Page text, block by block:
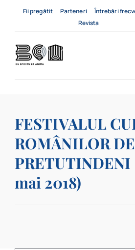
Fii pregătit Parteneri
Întrebări
Revista
Servicii
Contact
FESTIVALUL
ROMÂNILOR DE
PRETUTINDENI
mai 2018)